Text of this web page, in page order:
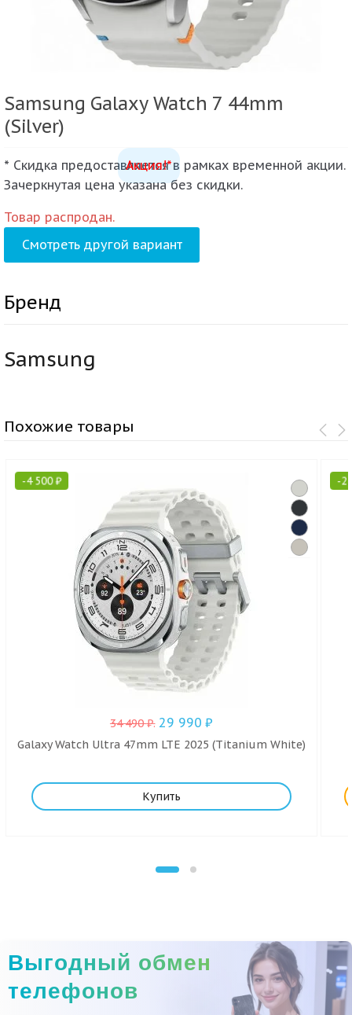
Samsung Galaxy Watch 7 44mm
(Silver)
Акция!*
* Скидка предоставляется в рамках временной акции.
Зачеркнутая цена указана без скидки.
Товар распродан.
Смотреть другой вариант
Бренд
Samsung
Похожие товары
-4 500₽
34 490₽. 29 990₽
Galaxy Watch Ultra 47mm LTE 2025 (Titanium White)
Купить
-2
Выгодный обмен
телефонов